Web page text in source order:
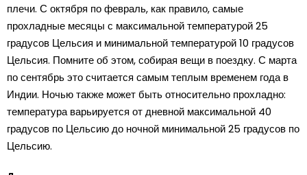
плечи. С октября по февраль, как правило, самые
прохладные месяцы с максимальной температурой 25
градусов Цельсия и минимальной температурой 10 градусов
Цельсия. Помните об этом, собирая вещи в поездку. С марта
по сентябрь это считается самым теплым временем года в
Индии. Ночью также может быть относительно прохладно:
температура варьируется от дневной максимальной 40
градусов по Цельсию до ночной минимальной 25 градусов по
Цельсию.